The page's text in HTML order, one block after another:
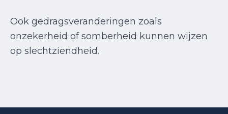
Ook gedragsveranderingen zoals
onzekerheid of somberheid kunnen wijzen
op slechtziendheid.